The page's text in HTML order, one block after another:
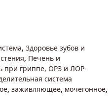
, Здоровье зубов и
, Печень и
при гриппе, ОРЗ и ЛОР-
система
, заживляющее, мочегонное,